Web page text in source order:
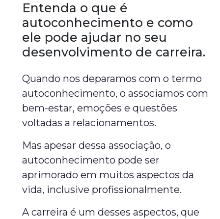
Entenda o que é
autoconhecimento e como
ele pode ajudar no seu
desenvolvimento de carreira.
Quando nos deparamos com o termo
autoconhecimento, o associamos com
bem-estar, emoções e questões
voltadas a relacionamentos.
Mas apesar dessa associação, o
autoconhecimento pode ser
aprimorado em muitos aspectos da
vida, inclusive profissionalmente.
A carreira é um desses aspectos, que